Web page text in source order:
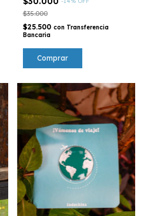
$35.000
$25.500 con Transferencia
Bancaria
Comprar